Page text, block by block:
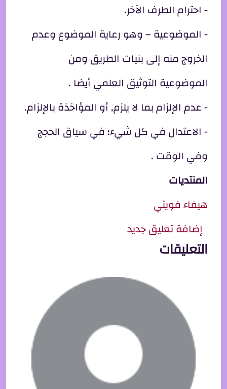
- احترام الطرف الآخر.
- الموضوعية – وهو رعاية الموضوع وعدم
الخروج منه إلى بنيات الطريق ومن
الموضوعية التوثيق العلمي أيضا .
- عدم الإلزام بما لا يلزم, أو المؤاخذة بالإلزام.
- الاعتدال في كل شيء؛ في سياق الحجج
وفي الوقت .
المنتديات
هيفاء فويتي
إضافة تعليق جديد
التعليقات